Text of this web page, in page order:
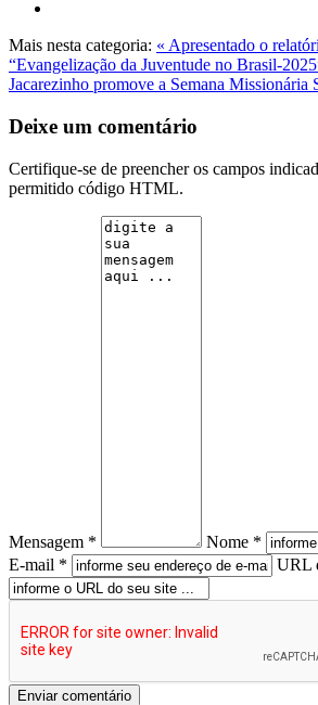
Mais nesta categoria: « Apresentado o
“Evangelização da Juventude no Brasil-
Jacarezinho promove a Semana Missionária
Deixe um comentário
Certifique-se de preencher os campos
permitido código HTML.
Mensagem *
Nome *
E-mail *
URL